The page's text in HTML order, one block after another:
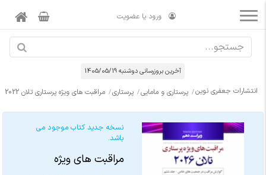
ورود یا عضویت
آخرین بروزرسانی دوشنبه 1405/05/19
انتشارات جعفری نوین پرستاری و مامایی پرستاری مراقبت های ویژه پرستاری تلان 2022 جلد ششم ( گوارش ، مراقبت در جمعیت های خاص )
نسخه جدید کتاب موجود می
باشد.
مراقبت های ویژه